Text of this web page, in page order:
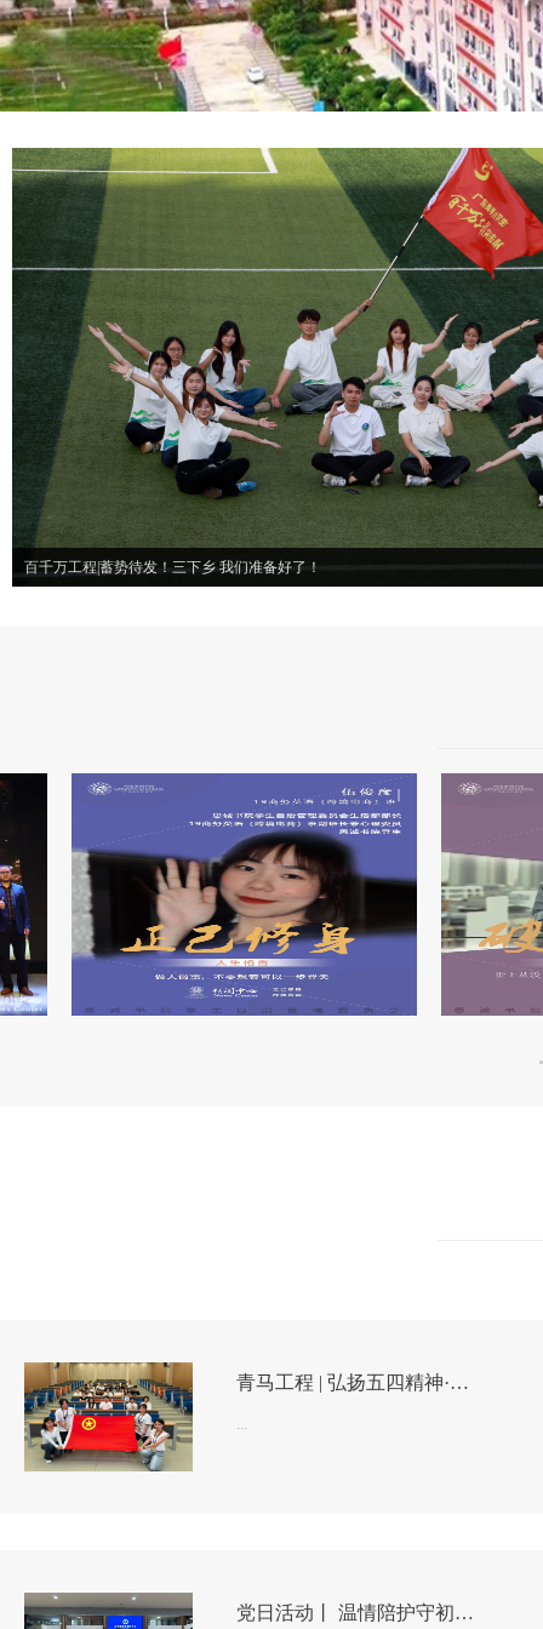
百千万工程|蓄势待发！三下乡 我们准备好了！
青马工程 | 弘扬五四精神·书写青春担当
...
党日活动丨 温情陪护守初心，精灵同行暖人心